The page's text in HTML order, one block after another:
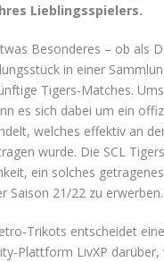
Lieblingsspielers.
Besonderes – ob als
in einer
Tigers-Matches.
es sich dabei um ein
welches effektiv an
wurde. Die SCL
ein solches getragenes
Saison 21/22 zu erwerben.
Trikots entscheidet
Plattform LivXP darüber,